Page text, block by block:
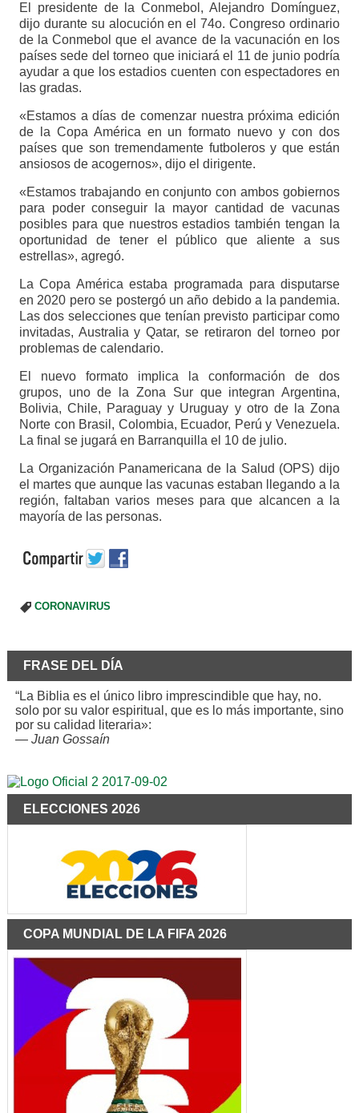
El presidente de la Conmebol, Alejandro Domínguez,
dijo durante su alocución en el 74o. Congreso ordinario
de la Conmebol que el avance de la vacunación en los
países sede del torneo que iniciará el 11 de junio podría
ayudar a que los estadios cuenten con espectadores en
las gradas.
«Estamos a días de comenzar nuestra próxima edición
de la Copa América en un formato nuevo y con dos
países que son tremendamente futboleros y que están
ansiosos de acogernos», dijo el dirigente.
«Estamos trabajando en conjunto con ambos gobiernos
para poder conseguir la mayor cantidad de vacunas
posibles para que nuestros estadios también tengan la
oportunidad de tener el público que aliente a sus
estrellas», agregó.
La Copa América estaba programada para disputarse
en 2020 pero se postergó un año debido a la pandemia.
Las dos selecciones que tenían previsto participar como
invitadas, Australia y Qatar, se retiraron del torneo por
problemas de calendario.
El nuevo formato implica la conformación de dos
grupos, uno de la Zona Sur que integran Argentina,
Bolivia, Chile, Paraguay y Uruguay y otro de la Zona
Norte con Brasil, Colombia, Ecuador, Perú y Venezuela.
La final se jugará en Barranquilla el 10 de julio.
La Organización Panamericana de la Salud (OPS) dijo
el martes que aunque las vacunas estaban llegando a la
región, faltaban varios meses para que alcancen a la
mayoría de las personas.
CORONAVIRUS
FRASE DEL DÍA
“La Biblia es el único libro imprescindible que hay, no.
solo por su valor espiritual, que es lo más importante, sino
por su calidad literaria»:
— Juan Gossaín
ELECCIONES 2026
COPA MUNDIAL DE LA FIFA 2026